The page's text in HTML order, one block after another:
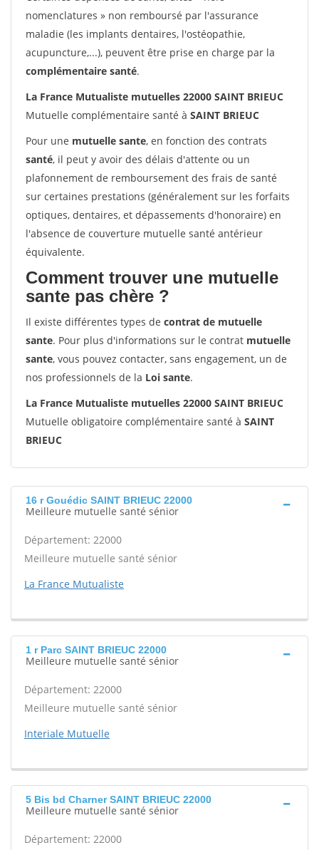
nomenclatures » non remboursé par l'assurance
maladie (les implants dentaires, l'ostéopathie,
acupuncture,...), peuvent être prise en charge par la
complémentaire santé.
La France Mutualiste mutuelles 22000 SAINT BRIEUC
Mutuelle complémentaire santé à SAINT BRIEUC
Pour une mutuelle sante, en fonction des contrats
santé, il peut y avoir des délais d'attente ou un
plafonnement de remboursement des frais de santé
sur certaines prestations (généralement sur les forfaits
optiques, dentaires, et dépassements d'honoraire) en
l'absence de couverture mutuelle santé antérieur
équivalente.
Comment trouver une mutuelle
sante pas chère ?
Il existe différentes types de contrat de mutuelle
sante. Pour plus d'informations sur le contrat mutuelle
sante, vous pouvez contacter, sans engagement, un de
nos professionnels de la Loi sante.
La France Mutualiste mutuelles 22000 SAINT BRIEUC
Mutuelle obligatoire complémentaire santé à SAINT
BRIEUC
16 r Gouédic SAINT BRIEUC 22000
Meilleure mutuelle santé sénior
Département: 22000
Meilleure mutuelle santé sénior
La France Mutualiste
1 r Parc SAINT BRIEUC 22000
Meilleure mutuelle santé sénior
Département: 22000
Meilleure mutuelle santé sénior
Interiale Mutuelle
5 Bis bd Charner SAINT BRIEUC 22000
Meilleure mutuelle santé sénior
Département: 22000